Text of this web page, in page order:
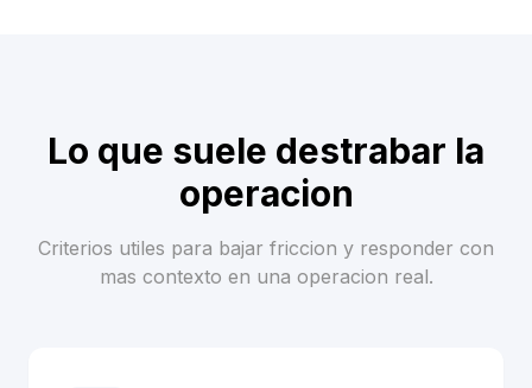
Lo que suele destrabar la
operacion
Criterios utiles para bajar friccion y responder con
mas contexto en una operacion real.